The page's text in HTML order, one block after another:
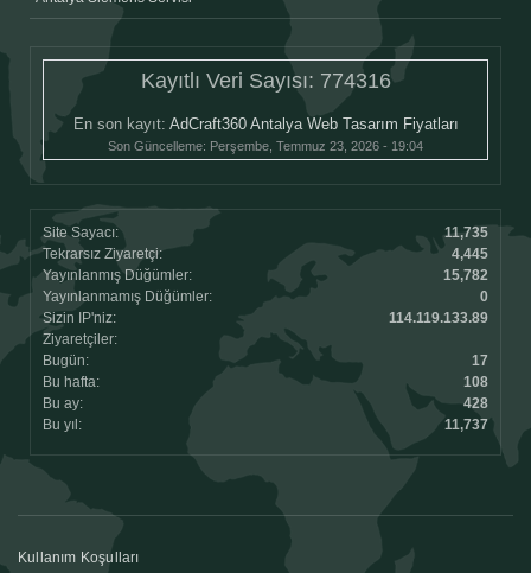
Kayıtlı Veri Sayısı: 774316
En son kayıt: AdCraft360 Antalya Web Tasarım Fiyatları
Son Güncelleme: Perşembe, Temmuz 23, 2026 - 19:04
Site Sayacı:
11,735
Tekrarsız Ziyaretçi:
4,445
Yayınlanmış Düğümler:
15,782
Yayınlanmamış Düğümler:
0
Sizin IP'niz:
114.119.133.89
Ziyaretçiler:
Bugün:
17
Bu hafta:
108
Bu ay:
428
Bu yıl:
11,737
Kullanım Koşulları